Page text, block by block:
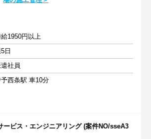
1950円以上
日
社員
西条駅 車10分
ービス・エンジニアリング (案件NO/sseA3